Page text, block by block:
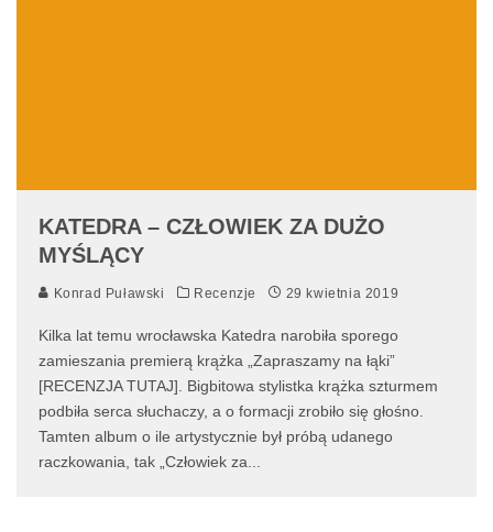
KATEDRA – CZŁOWIEK ZA DUŻO
MYŚLĄCY
Konrad Puławski Recenzje 29 kwietnia 2019
Kilka lat temu wrocławska Katedra narobiła sporego
zamieszania premierą krążka „Zapraszamy na łąki”
[RECENZJA TUTAJ]. Bigbitowa stylistka krążka szturmem
podbiła serca słuchaczy, a o formacji zrobiło się głośno.
Tamten album o ile artystycznie był próbą udanego
raczkowania, tak „Człowiek za...